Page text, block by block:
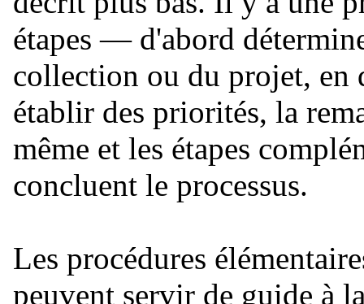
étapes — d'abord
collection ou du projet, en
établir des priorités, la
même et les étapes
concluent le processus.
Les procédures
peuvent servir de guide à